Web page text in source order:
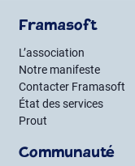
Framasoft
L’association
Notre manifeste
Contacter Framasoft
État des services
Prout
Communauté